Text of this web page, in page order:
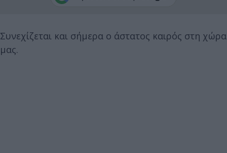
Συνεχίζεται και σήμερα ο άστατος καιρός στη χώρα
μας.